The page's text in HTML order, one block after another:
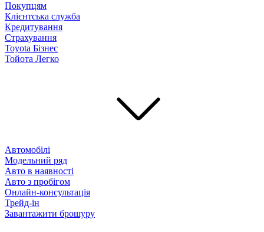
Покупцям
Клієнтська служба
Кредитування
Страхування
Toyota Бізнес
Тойота Легко
Автомобілі
Модельний ряд
Авто в наявності
Авто з пробігом
Онлайн-консультація
Трейд-ін
Завантажити брошуру